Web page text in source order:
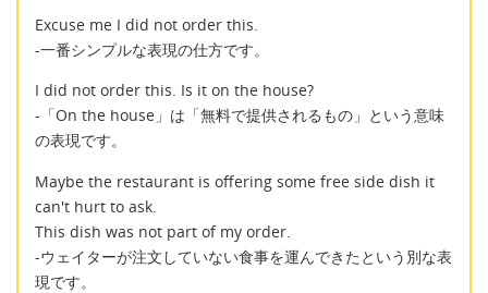
Excuse me I did not order this.
-一番シンプルな表現の仕方です。
I did not order this. Is it on the house?
-「On the house」は「無料で提供されるもの」という意味
の表現です。
Maybe the restaurant is offering some free side dish it
can't hurt to ask.
This dish was not part of my order.
-ウェイターが注文していない食事を運んできたという別な表
現です。